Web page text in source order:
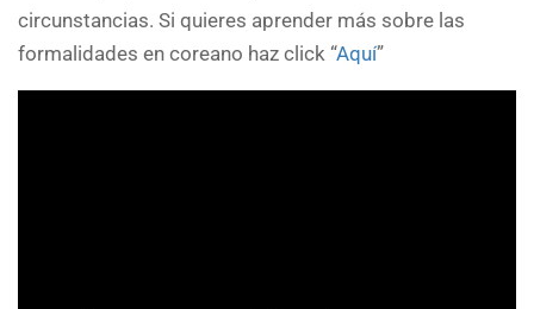
circunstancias. Si quieres aprender más sobre las
formalidades en coreano haz click “Aquí”